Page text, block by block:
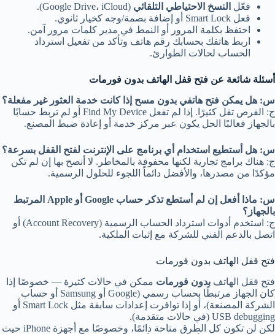
فعّل النسخ الاحتياطي التلقائي (Google Drive، iCloud).
فعل Smart Lock أو إضافة بصمة/وجه كخيار ثانوي.
احتفظ بكلمة المرور أو النمط في مدير كلمات مرور آمن.
اربط هاتفك بحسابك رقم هاتف وتأكد من تفعيل استرداد
الحساب لحالات الطوارئ.
أسئلة شائعة عن فتح قفل الهاتف بدون فورمات
س: هل يمكن فتح هاتفي بدون مسح إذا كانت خدمة العثور غير مفعلة؟
ج: الفرص تقل كثيرًا. إذا لم تفعل Find My Device أو لم تربط حسابًا
بالجهاز فغالبًا الحل يكون عبر مركز خدمة أو إعادة ضبط المصنع.
س: هل أستطيع استخدام أي برنامج على الإنترنت لفتح القفل بسرعة؟
ج: هناك برامج تجارية لكنها محفوفة بالمخاطر. لا أنصح بها إن لم تكن
مؤكدًا من مصدرها، والأفضل دائماً اللجوء للحلول الرسمية.
س: ماذا أفعل إن لم أستطع تذكر حساب Google أو Apple المرتبط
بالجهاز؟
ج: استخدم أدوات استرداد الحساب الرسمية (Account Recovery) أو
اتصل بالدعم الفني للشركة مع إثبات الملكية.
فتح قفل الهاتف بدون فورمات
فتح قفل الهاتف بدون فورمات ممكن في حالات كثيرة — خصوصًا إذا
كان الجهاز مرتبطًا بحساب رسمي (Google أو Samsung أو حساب
الشركة المصنعة)، أو إذا توافرت إعدادات سابقة مثل Smart Lock أو
USB debugging (في حالات متقدمة).
لكن لن تكون كل الطرق متاحة دائمًا، وخصوصًا مع أجهزة iPhone حيث